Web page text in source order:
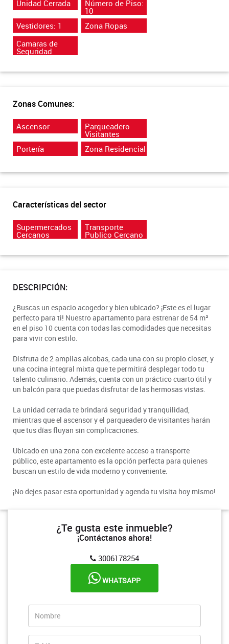
Unidad Cerrada Número de Piso:
10
Vestidores: 1
Zona Ropas
Camaras de
Seguridad
Zonas Comunes:
Ascensor Parqueadero
Visitantes
Portería
Zona Residencial
Características del sector
Supermercados
Cercanos
Transporte
Publico Cercano
DESCRIPCIÓN:
¿Buscas un espacio acogedor y bien ubicado? ¡Este es el lugar
perfecto para ti! Nuestro apartamento para estrenar de 54 m²
en el piso 10 cuenta con todas las comodidades que necesitas
para vivir con estilo.
Disfruta de 2 amplias alcobas, cada una con su propio closet, y
una cocina integral mixta que te permitirá desplegar todo tu
talento culinario. Además, cuenta con un práctico cuarto útil y
un balcón para que puedas disfrutar de las hermosas vistas.
La unidad cerrada te brindará seguridad y tranquilidad,
mientras que el ascensor y el parqueadero de visitantes harán
que tus días fluyan sin complicaciones.
Ubicado en una zona con excelente acceso a transporte
público, este apartamento es la opción perfecta para quienes
buscan un estilo de vida moderno y conveniente.
¡No dejes pasar esta oportunidad y agenda tu visita hoy mismo!
¿Te gusta este inmueble?
¡Contáctanos ahora!
3006178254
WHATSAPP